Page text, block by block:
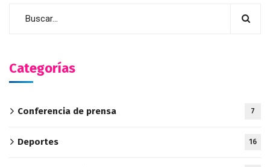
Categorías
Conferencia de prensa 7
Deportes 16